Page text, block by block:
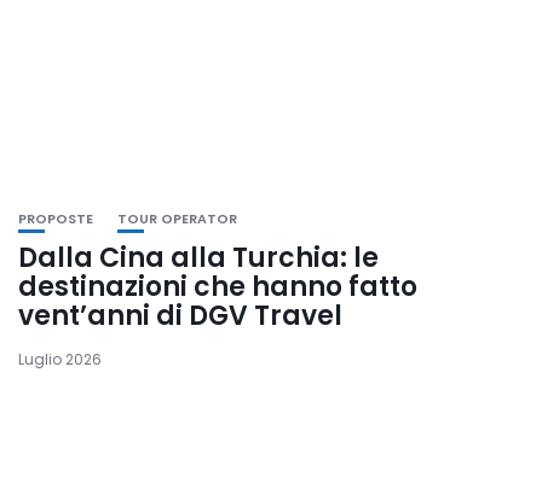
PROPOSTE TOUR OPERATOR
Dalla Cina alla Turchia: le
destinazioni che hanno fatto
vent’anni di DGV Travel
Luglio 2026